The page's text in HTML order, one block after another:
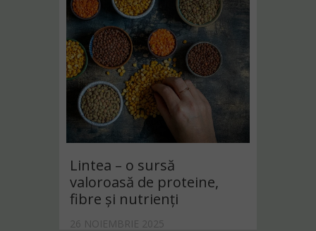
Lintea – o sursă
valoroasă de proteine,
fibre și nutrienți
26 NOIEMBRIE 2025